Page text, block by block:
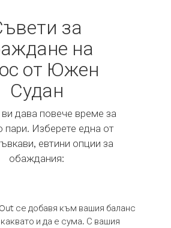
за
на
от Южен
Судан
дава повече време за
пари. Изберете една от
евтини опции за
обаждания:
се добавя към вашия баланс
и да е сума. С вашия